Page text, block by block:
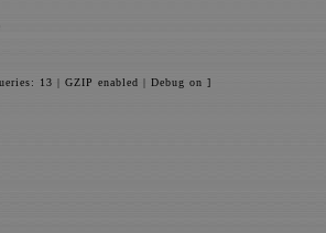
13 | GZIP enabled | Debug on ]